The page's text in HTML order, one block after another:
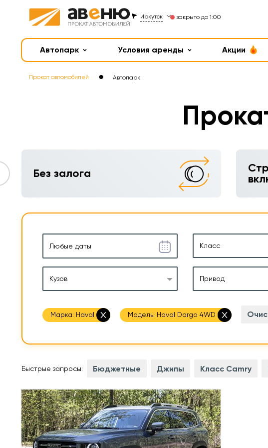
Иркутск закрыто до 1:00
Автопарк Условия аренды Акции
Прокат автомобилей ● Автопарк
Без залога
Класс
Кузов Привод
Марка: Haval Модель: Haval Dargo 4WD
Быстрые запросы: Бюджетные Джипы Класс Camry